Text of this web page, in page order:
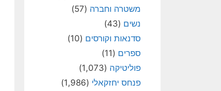
משטרה וחברה (57)
נשים (43)
סדנאות וקורסים (10)
ספרים (11)
פוליטיקה (1,073)
פנחס יחזקאלי (1,986)